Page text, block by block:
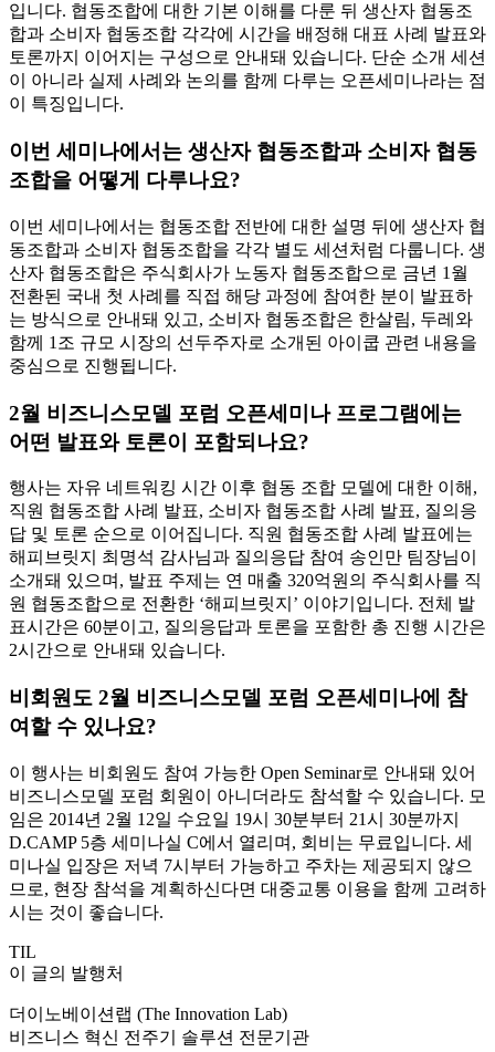
입니다. 협동조합에 대한 기본 이해를 다룬 뒤 생산자 협동조
합과 소비자 협동조합 각각에 시간을 배정해 대표 사례 발표와
토론까지 이어지는 구성으로 안내돼 있습니다. 단순 소개 세션
이 아니라 실제 사례와 논의를 함께 다루는 오픈세미나라는 점
이 특징입니다.
이번 세미나에서는 생산자 협동조합과 소비자 협동
조합을 어떻게 다루나요?
이번 세미나에서는 협동조합 전반에 대한 설명 뒤에 생산자 협
동조합과 소비자 협동조합을 각각 별도 세션처럼 다룹니다. 생
산자 협동조합은 주식회사가 노동자 협동조합으로 금년 1월
전환된 국내 첫 사례를 직접 해당 과정에 참여한 분이 발표하
는 방식으로 안내돼 있고, 소비자 협동조합은 한살림, 두레와
함께 1조 규모 시장의 선두주자로 소개된 아이쿱 관련 내용을
중심으로 진행됩니다.
2월 비즈니스모델 포럼 오픈세미나 프로그램에는
어떤 발표와 토론이 포함되나요?
행사는 자유 네트워킹 시간 이후 협동 조합 모델에 대한 이해,
직원 협동조합 사례 발표, 소비자 협동조합 사례 발표, 질의응
답 및 토론 순으로 이어집니다. 직원 협동조합 사례 발표에는
해피브릿지 최명석 감사님과 질의응답 참여 송인만 팀장님이
소개돼 있으며, 발표 주제는 연 매출 320억원의 주식회사를 직
원 협동조합으로 전환한 ‘해피브릿지’ 이야기입니다. 전체 발
표시간은 60분이고, 질의응답과 토론을 포함한 총 진행 시간은
2시간으로 안내돼 있습니다.
비회원도 2월 비즈니스모델 포럼 오픈세미나에 참
여할 수 있나요?
이 행사는 비회원도 참여 가능한 Open Seminar로 안내돼 있어
비즈니스모델 포럼 회원이 아니더라도 참석할 수 있습니다. 모
임은 2014년 2월 12일 수요일 19시 30분부터 21시 30분까지
D.CAMP 5층 세미나실 C에서 열리며, 회비는 무료입니다. 세
미나실 입장은 저녁 7시부터 가능하고 주차는 제공되지 않으
므로, 현장 참석을 계획하신다면 대중교통 이용을 함께 고려하
시는 것이 좋습니다.
TIL
이 글의 발행처
더이노베이션랩 (The Innovation Lab)
비즈니스 혁신 전주기 솔루션 전문기관